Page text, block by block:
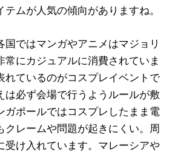
ムが人気の傾向がありますね。
国ではマンガやアニメはマジョリ
常にカジュアルに消費されていま
れているのがコスプレイベントで
は必ず会場で行うようルールが敷
ガポールではコスプレしたまま電
クレームや問題が起きにくい。周
受け入れています。マレーシアや